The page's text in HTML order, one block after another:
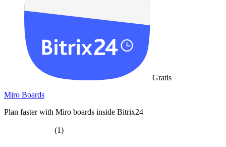
Gratis
Miro Boards
Plan faster with Miro boards inside Bitrix24
(1)